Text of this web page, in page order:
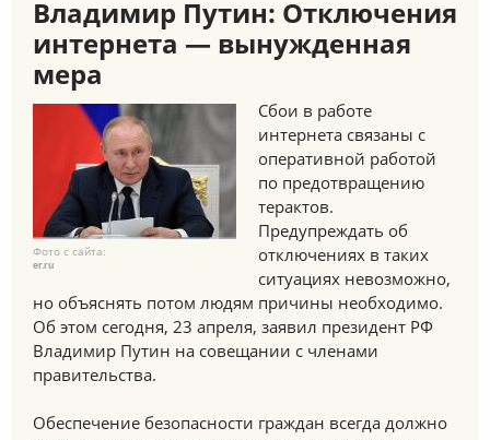
Владимир Путин: Отключения
интернета — вынужденная
мера
Фото с сайта:
er.ru
Сбои в работе
интернета связаны с
оперативной работой
по предотвращению
терактов.
Предупреждать об
отключениях в таких
ситуациях невозможно,
но объяснять потом людям причины необходимо.
Об этом сегодня, 23 апреля, заявил президент РФ
Владимир Путин на совещании с членами
правительства.
Обеспечение безопасности граждан всегда должно